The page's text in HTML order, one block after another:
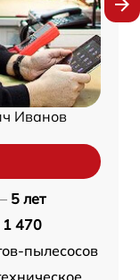
Иванов
5 лет
1 470
пылесосов